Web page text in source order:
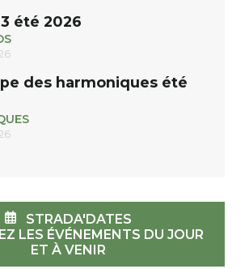
été 2026
des harmoniques été
STRADA'DATES
LES ÉVÉNEMENTS DU JOUR
ET À VENIR